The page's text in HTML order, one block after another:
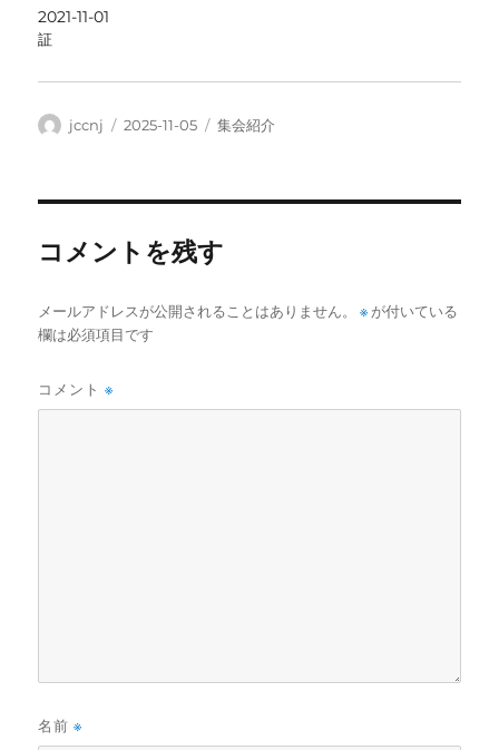
2021-11-01
証
投
jccnj
投
2025-11-05
カ
集会紹介
コメントを残す
メールアドレスが公開されることはありません。 ※ が付いている
欄は必須項目です
コメント※
名前※